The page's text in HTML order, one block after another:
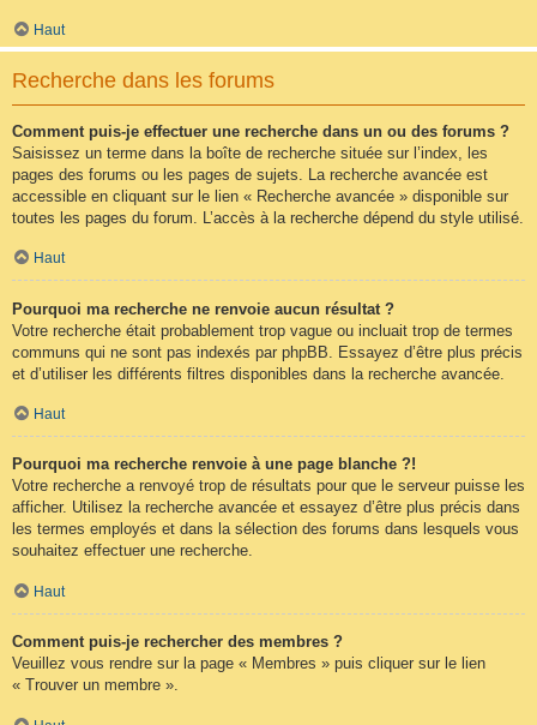
Haut
Recherche dans les forums
Comment puis-je effectuer une recherche dans un ou des forums ?
Saisissez un terme dans la boîte de recherche située sur l’index, les
pages des forums ou les pages de sujets. La recherche avancée est
accessible en cliquant sur le lien « Recherche avancée » disponible sur
toutes les pages du forum. L’accès à la recherche dépend du style utilisé.
Haut
Pourquoi ma recherche ne renvoie aucun résultat ?
Votre recherche était probablement trop vague ou incluait trop de termes
communs qui ne sont pas indexés par phpBB. Essayez d’être plus précis
et d’utiliser les différents filtres disponibles dans la recherche avancée.
Haut
Pourquoi ma recherche renvoie à une page blanche ?!
Votre recherche a renvoyé trop de résultats pour que le serveur puisse les
afficher. Utilisez la recherche avancée et essayez d’être plus précis dans
les termes employés et dans la sélection des forums dans lesquels vous
souhaitez effectuer une recherche.
Haut
Comment puis-je rechercher des membres ?
Veuillez vous rendre sur la page « Membres » puis cliquer sur le lien
« Trouver un membre ».